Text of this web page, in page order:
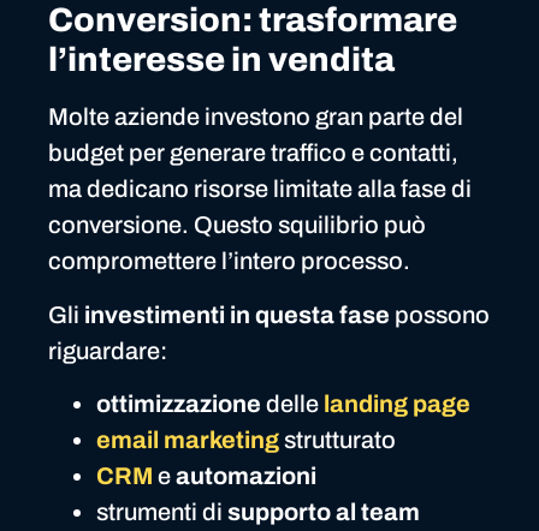
Conversion: trasformare
l’interesse in vendita
Molte aziende investono gran parte del
budget per generare traffico e contatti,
ma dedicano risorse limitate alla fase di
conversione. Questo squilibrio può
compromettere l’intero processo.
Gli investimenti in questa fase possono
riguardare:
ottimizzazione delle landing page
email marketingstrutturato
CRM eautomazioni
strumenti di supporto al team